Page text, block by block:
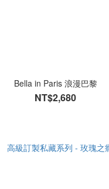
Bella in Paris 浪漫巴黎
NT$2,680